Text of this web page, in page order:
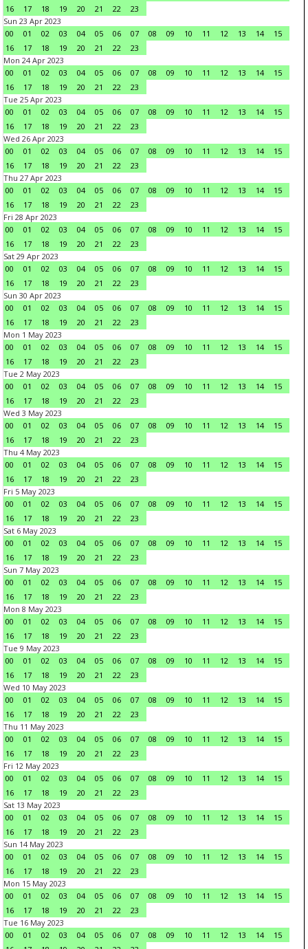
16
17 18 19 20 21 22
23
Sun 23 Apr 2023
00
01 02 03 04 05 06 07 08 09 10 11 12 13 14
15
16
17 18 19 20 21 22
23
Mon 24 Apr 2023
00
01 02 03 04 05 06 07 08 09 10 11 12 13 14
15
16
17 18 19 20 21 22
23
Tue 25 Apr 2023
00
01 02 03 04 05 06 07 08 09 10 11 12 13 14
15
16
17 18 19 20 21 22
23
Wed 26 Apr 2023
00
01 02 03 04 05 06 07 08 09 10 11 12 13 14
15
16
17 18 19 20 21 22
23
Thu 27 Apr 2023
00
01 02 03 04 05 06 07 08 09 10 11 12 13 14
15
16
17 18 19 20 21 22
23
Fri 28 Apr 2023
00
01 02 03 04 05 06 07 08 09 10 11 12 13 14
15
16
17 18 19 20 21 22
23
Sat 29 Apr 2023
00
01 02 03 04 05 06 07 08 09 10 11 12 13 14
15
16
17 18 19 20 21 22
23
Sun 30 Apr 2023
00
01 02 03 04 05 06 07 08 09 10 11 12 13 14
15
16
17 18 19 20 21 22
23
Mon 1 May 2023
00
01 02 03 04 05 06 07 08 09 10 11 12 13 14
15
16
17 18 19 20 21 22
23
Tue 2 May 2023
00
01 02 03 04 05 06 07 08 09 10 11 12 13 14
15
16
17 18 19 20 21 22
23
Wed 3 May 2023
00
01 02 03 04 05 06 07 08 09 10 11 12 13 14
15
16
17 18 19 20 21 22
23
Thu 4 May 2023
00
01 02 03 04 05 06 07 08 09 10 11 12 13 14
15
16
17 18 19 20 21 22
23
Fri 5 May 2023
00
01 02 03 04 05 06 07 08 09 10 11 12 13 14
15
16
17 18 19 20 21 22
23
Sat 6 May 2023
00
01 02 03 04 05 06 07 08 09 10 11 12 13 14
15
16
17 18 19 20 21 22
23
Sun 7 May 2023
00
01 02 03 04 05 06 07 08 09 10 11 12 13 14
15
16
17 18 19 20 21 22
23
Mon 8 May 2023
00
01 02 03 04 05 06 07 08 09 10 11 12 13 14
15
16
17 18 19 20 21 22
23
Tue 9 May 2023
00
01 02 03 04 05 06 07 08 09 10 11 12 13 14
15
16
17 18 19 20 21 22
23
Wed 10 May 2023
00
01 02 03 04 05 06 07 08 09 10 11 12 13 14
15
16
17 18 19 20 21 22
23
Thu 11 May 2023
00
01 02 03 04 05 06 07 08 09 10 11 12 13 14
15
16
17 18 19 20 21 22
23
Fri 12 May 2023
00
01 02 03 04 05 06 07 08 09 10 11 12 13 14
15
16
17 18 19 20 21 22
23
Sat 13 May 2023
00
01 02 03 04 05 06 07 08 09 10 11 12 13 14
15
16
17 18 19 20 21 22
23
Sun 14 May 2023
00
01 02 03 04 05 06 07 08 09 10 11 12 13 14
15
16
17 18 19 20 21 22
23
Mon 15 May 2023
00
01 02 03 04 05 06 07 08 09 10 11 12 13 14
15
16
17 18 19 20 21 22
23
Tue 16 May 2023
00
01 02 03 04 05 06 07 08 09 10 11 12 13 14
15